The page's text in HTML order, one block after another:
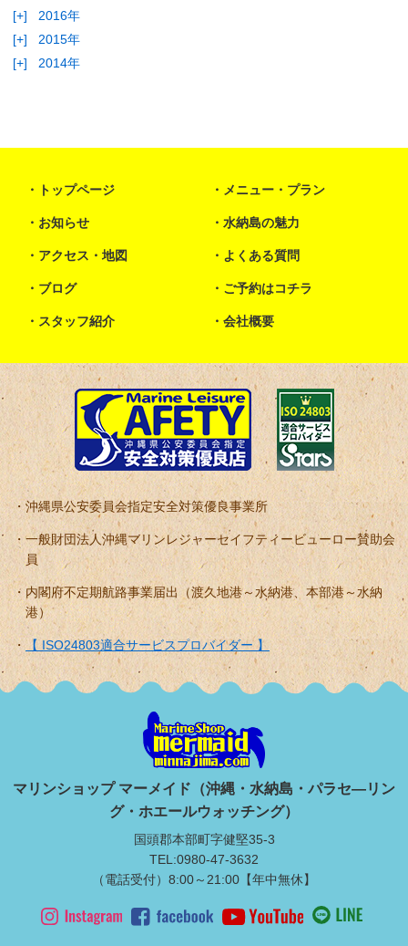
[+]
2016年
[+]
2015年
[+]
2014年
トップページ メニュー・プラン
お知らせ 水納島の魅力
アクセス・地図 よくある質問
ブログ ご予約はコチラ
スタッフ紹介 会社概要
沖縄県公安委員会指定安全対策優良事業所
一般財団法人沖縄マリンレジャーセイフティービューロー賛助会
員
内閣府不定期航路事業届出（渡久地港～水納港、本部港～水納
港）
【 ISO24803適合サービスプロバイダー 】
マリンショップ マーメイド（沖縄・水納島・パラセ―リン
グ・ホエールウォッチング）
国頭郡本部町字健堅35-3
TEL:0980-47-3632
（電話受付）8:00～21:00【年中無休】